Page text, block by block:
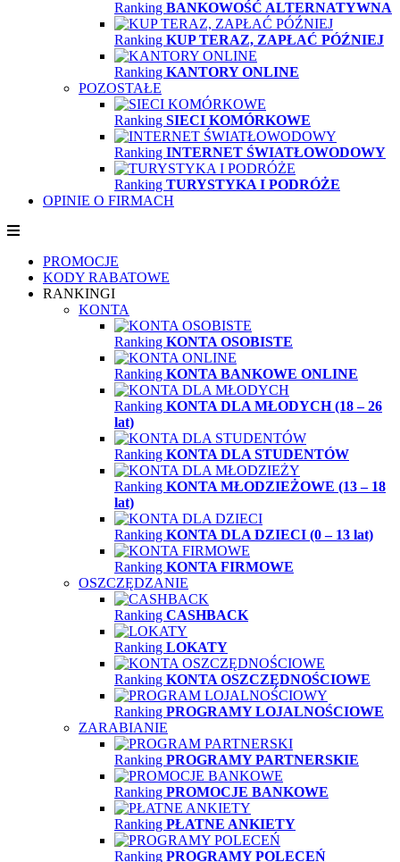
Ranking BANKOWOŚĆ ALTERNATYWNA
Ranking KUP TERAZ, ZAPŁAĆ PÓŹNIEJ
Ranking KANTORY ONLINE
POZOSTAŁE
Ranking SIECI KOMÓRKOWE
Ranking INTERNET ŚWIATŁOWODOWY
Ranking TURYSTYKA I PODRÓŻE
OPINIE O FIRMACH
PROMOCJE
KODY RABATOWE
RANKINGI
KONTA
Ranking KONTA OSOBISTE
Ranking KONTA BANKOWE ONLINE
Ranking KONTA DLA MŁODYCH (18 – 26
lat)
Ranking KONTA DLA STUDENTÓW
Ranking KONTA MŁODZIEŻOWE (13 – 18
lat)
Ranking KONTA DLA DZIECI (0 – 13 lat)
Ranking KONTA FIRMOWE
OSZCZĘDZANIE
Ranking CASHBACK
Ranking LOKATY
Ranking KONTA OSZCZĘDNOŚCIOWE
Ranking PROGRAMY LOJALNOŚCIOWE
ZARABIANIE
Ranking PROGRAMY PARTNERSKIE
Ranking PROMOCJE BANKOWE
Ranking PŁATNE ANKIETY
Ranking PROGRAMY POLECEŃ